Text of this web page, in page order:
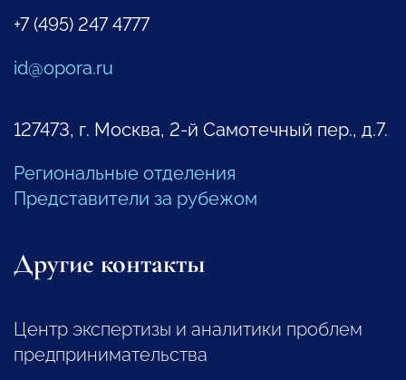
+7 (495) 247 4777
id@opora.ru
127473, г. Москва, 2-й Самотечный пер., д.7.
Региональные отделения
Представители за рубежом
Другие контакты
Центр экспертизы и аналитики проблем
предпринимательства